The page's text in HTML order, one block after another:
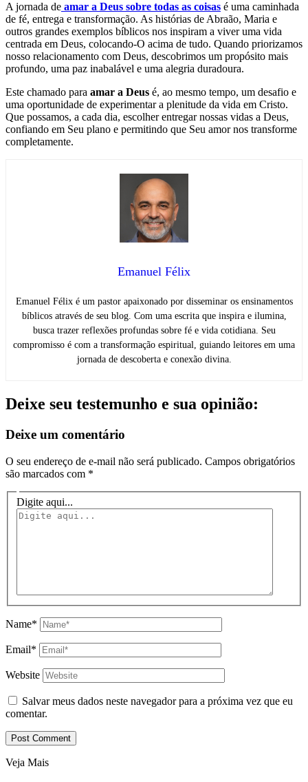
A jornada de amar a Deus sobre todas as coisas é uma caminhada
de fé, entrega e transformação. As histórias de Abraão, Maria e
outros grandes exemplos bíblicos nos inspiram a viver uma vida
centrada em Deus, colocando-O acima de tudo. Quando priorizamos
nosso relacionamento com Deus, descobrimos um propósito mais
profundo, uma paz inabalável e uma alegria duradoura.
Este chamado para amar a Deus é, ao mesmo tempo, um desafio e
uma oportunidade de experimentar a plenitude da vida em Cristo.
Que possamos, a cada dia, escolher entregar nossas vidas a Deus,
confiando em Seu plano e permitindo que Seu amor nos transforme
completamente.
Emanuel Félix
Emanuel Félix é um pastor apaixonado por disseminar os ensinamentos
bíblicos através de seu blog. Com uma escrita que inspira e ilumina,
busca trazer reflexões profundas sobre fé e vida cotidiana. Seu
compromisso é com a transformação espiritual, guiando leitores em uma
jornada de descoberta e conexão divina.
Deixe seu testemunho e sua opinião:
Deixe um comentário
O seu endereço de e-mail não será publicado. Campos obrigatórios
são marcados com *
Digite aqui...
Name*
Email*
Website
Salvar meus dados neste navegador para a próxima vez que eu
comentar.
Veja Mais